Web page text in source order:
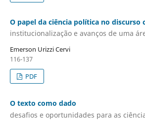
O papel da ciência política no discurso
institucionalização e avanços de uma
Emerson Urizzi Cervi
116-137
PDF
O texto como dado
desafios e oportunidades para as